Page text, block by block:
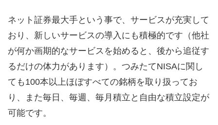
ネット証券最大手という事で、サービスが充実して
おり、新しいサービスの導入にも積極的です（他社
が何か画期的なサービスを始めると、後から追従す
るだけの体力があります）。つみたてNISAに関し
ても100本以上ほぼすべての銘柄を取り扱ってお
り、また毎日、毎週、毎月積立と自由な積立設定が
可能です。